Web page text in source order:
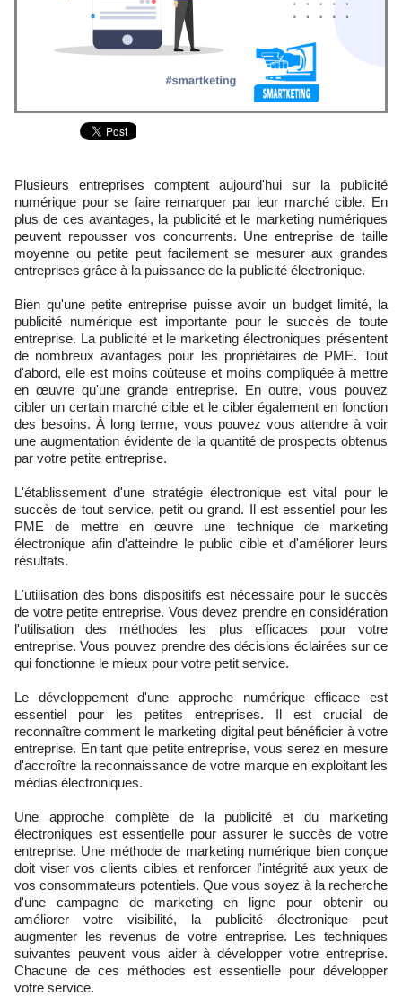
Plusieurs entreprises comptent aujourd'hui sur la publicité
numérique pour se faire remarquer par leur marché cible. En
plus de ces avantages, la publicité et le marketing numériques
peuvent repousser vos concurrents. Une entreprise de taille
moyenne ou petite peut facilement se mesurer aux grandes
entreprises grâce à la puissance de la publicité électronique.
Bien qu'une petite entreprise puisse avoir un budget limité, la
publicité numérique est importante pour le succès de toute
entreprise. La publicité et le marketing électroniques présentent
de nombreux avantages pour les propriétaires de PME. Tout
d'abord, elle est moins coûteuse et moins compliquée à mettre
en œuvre qu'une grande entreprise. En outre, vous pouvez
cibler un certain marché cible et le cibler également en fonction
des besoins. À long terme, vous pouvez vous attendre à voir
une augmentation évidente de la quantité de prospects obtenus
par votre petite entreprise.
L'établissement d'une stratégie électronique est vital pour le
succès de tout service, petit ou grand. Il est essentiel pour les
PME de mettre en œuvre une technique de marketing
électronique afin d'atteindre le public cible et d'améliorer leurs
résultats.
L'utilisation des bons dispositifs est nécessaire pour le succès
de votre petite entreprise. Vous devez prendre en considération
l'utilisation des méthodes les plus efficaces pour votre
entreprise. Vous pouvez prendre des décisions éclairées sur ce
qui fonctionne le mieux pour votre petit service.
Le développement d'une approche numérique efficace est
essentiel pour les petites entreprises. Il est crucial de
reconnaître comment le marketing digital peut bénéficier à votre
entreprise. En tant que petite entreprise, vous serez en mesure
d'accroître la reconnaissance de votre marque en exploitant les
médias électroniques.
Une approche complète de la publicité et du marketing
électroniques est essentielle pour assurer le succès de votre
entreprise. Une méthode de marketing numérique bien conçue
doit viser vos clients cibles et renforcer l'intégrité aux yeux de
vos consommateurs potentiels. Que vous soyez à la recherche
d'une campagne de marketing en ligne pour obtenir ou
améliorer votre visibilité, la publicité électronique peut
augmenter les revenus de votre entreprise. Les techniques
suivantes peuvent vous aider à développer votre entreprise.
Chacune de ces méthodes est essentielle pour développer
votre service.